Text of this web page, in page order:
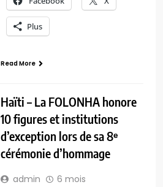
Plus
Read More
Haïti – La FOLONHA honore
10 figures et institutions
d’exception lors de sa 8ᵉ
cérémonie d’hommage
admin
6 mois